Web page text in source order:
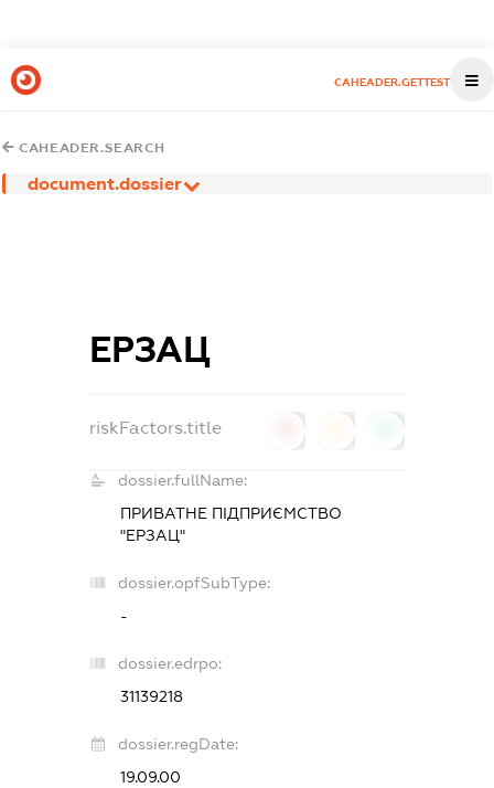
CAHEADER.GETTEST
CAHEADER.SEARCH
document.dossier
ЕРЗАЦ
riskFactors.title
dossier.fullName:
ПРИВАТНЕ ПІДПРИЄМСТВО
"ЕРЗАЦ"
dossier.opfSubType:
-
dossier.edrpo:
31139218
dossier.regDate:
19.09.00